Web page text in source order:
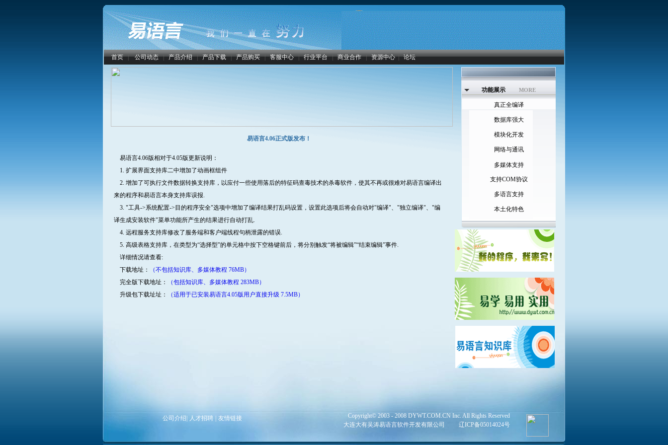
首页 | 公司动态 | 产品介绍 | 产品下载 | 产品购买 | 客服中心 | 行业平台 | 商业合作 | 资源中心 | 论坛
功能展示 MORE
真正全编译
数据库强大
模块化开发
网络与通讯
多媒体支持
支持COM协议
多语言支持
本土化特色
易语言4.06正式版发布！
易语言4.06版相对于4.05版更新说明：
1. 扩展界面支持库二中增加了动画框组件
2. 增加了可执行文件数据转换支持库，以应付一些使用落后的特征码查毒技术的杀毒软件，使其不再或很难对易语言编译出
来的程序和易语言本身支持库误报.
3. "工具->系统配置->目的程序安全"选项中增加了编译结果打乱码设置，设置此选项后将会自动对"编译"、"独立编译"、"编
译生成安装软件"菜单功能所产生的结果进行自动打乱.
4. 远程服务支持库修改了服务端和客户端线程句柄泄露的错误.
5. 高级表格支持库，在类型为“选择型”的单元格中按下空格键前后，将分别触发“将被编辑”“结束编辑”事件.
详细情况请查看:
下载地址：
（不包括知识库、多媒体教程 76MB）
完全版下载地址：
（包括知识库、多媒体教程 283MB）
升级包下载址址：
（适用于已安装易语言4.05版用户直接升级 7.5MB）
公司介绍 人才招聘 友情链接
Copyright© 2003 - 2008 DYWT.COM.CN Inc. All Rights Reserved
大连大有吴涛易语言软件开发有限公司
辽ICP备05014024号